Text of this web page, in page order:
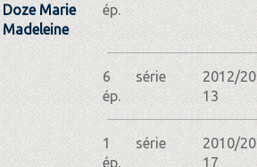
Doze Marie
Madeleine
ép.
6
ép.
série
2012/20
13
1
ép.
série
2010/20
17